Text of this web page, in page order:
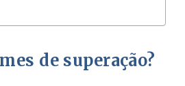
de superação?